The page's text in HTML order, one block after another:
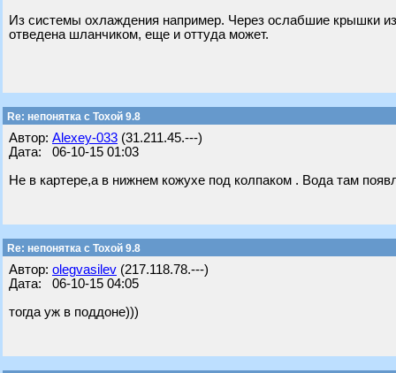
Из системы охлаждения например. Через ослабшие крышки
отведена шланчиком, еще и оттуда может.
Re: непонятка с Тохой 9.8
Автор: Alexey-033 (31.211.45.---)
Дата: 06-10-15 01:03
Не в картере,а в нижнем кожухе под колпаком . Вода там
Re: непонятка с Тохой 9.8
Автор: olegvasilev (217.118.78.---)
Дата: 06-10-15 04:05
тогда уж в поддоне)))